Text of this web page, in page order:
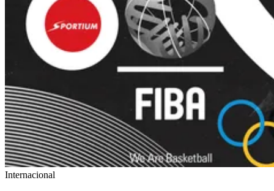
Internacional